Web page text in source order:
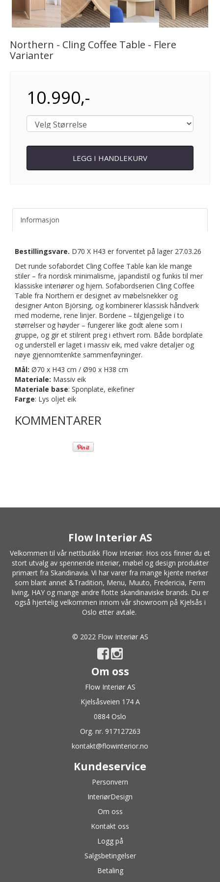
Next
Northern - Cling Coffee Table - Flere
Varianter
10.990,-
LEGG I HANDLEKURV
Informasjon
Bestillingsvare. D70 X H43 er forventet på lager 27.03.26
Det runde sofabordet Cling Coffee Table kan kle mange
stiler – fra nordisk minimalisme, japandistil og funkis til mer
klassiske interiører og hjem. Sofabordserien Cling Coffee
Table fra Northern er designet av møbelsnekker og
designer Anton Björsing, og kombinerer klassisk håndverk
med moderne, rene linjer. Bordene – tilgjengelige i to
størrelser og høyder – fungerer like godt alene som i
gruppe, og gir et stilrent preg i ethvert rom. Både bordplate
og understell er laget i massiv eik, med vakre detaljer og
nøye gjennomtenkte sammenføyninger.
Mål: Ø70 x H43 cm / Ø90 x H38 cm
Materiale: Massiv eik
Materiale base: Sponplate, eikefiner
Farge: Lys oljet eik
KOMMENTARER
Flow Interiør AS
Velkommen til vår nettbutikk Flow Interiør. Hos oss finner du et
stort utvalg av spennende interiør, møbel og design produkter
primært fra Skandinavia. Vi har varer fra mange kjente merker
som blant annet &Tradition, Menu, Muuto, Fredericia, Ferm
living, HAYog mange andre flotte skandinaviske brands. Du er
også hjertelig velkommen innom vår showroom på Kjelsås i
Oslo etter avtale.
© 2022 Flow Interiør AS
Om oss
Flow Interiør AS
Kjelsåsveien 174 A
0884 Oslo
Org. nr. 917127263
kontakt@flowinterior.no
Kundeservice
Personvern
InteriørDesign
Om oss
Kontakt oss
Logg på
Salgsbetingelser
Betaling